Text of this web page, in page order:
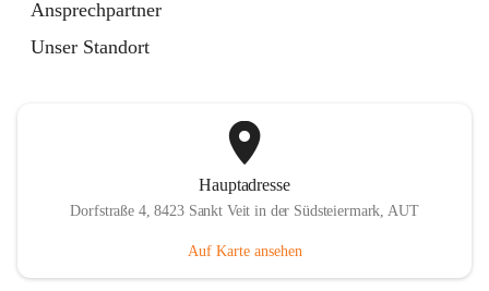
Ansprechpartner
Unser Standort
Tab
Hauptadresse
Dorfstraße 4, 8423 Sankt Veit in der Südsteiermark, AUT
Auf Karte ansehen